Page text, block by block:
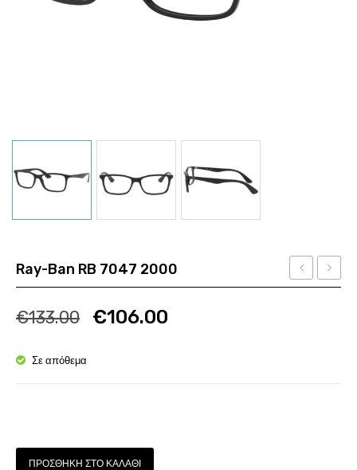
&
Ray-Ban RB 7047 2000
€133.00 Ποσότητα
€106.00
Σε απόθεμα
ΠΡΟΣΘΉΚΗ ΣΤΟ ΚΑΛΆΘΙ